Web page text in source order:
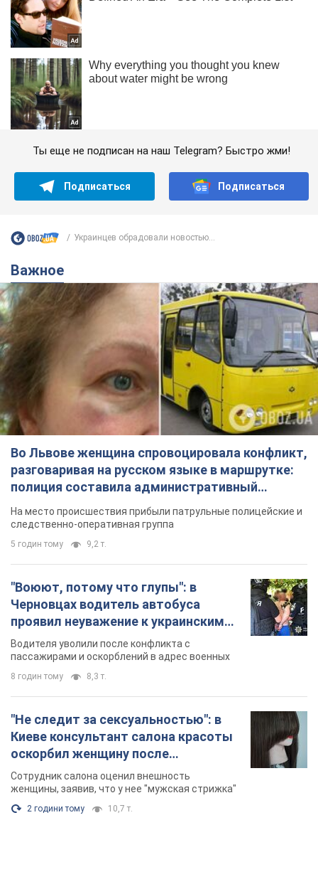
Ты еще не подписан на наш Telegram? Быстро жми!
Подписаться Подписаться
Украинцев обрадовали новостью...
Важное
Во Львове женщина спровоцировала конфликт,
разговаривая на русском языке в маршрутке:
полиция составила административный
протокол. Видео
На место происшествия прибыли патрульные полицейские и
следственно-оперативная группа
5 годин тому 9,2 т.
"Воюют, потому что глупы": в
Черновцах водитель автобуса
проявил неуважение к украинским
военным и поплатился за это.
Видео
Водителя уволили после конфликта с
пассажирами и оскорблений в адрес военных
8 годин тому 8,3 т.
"Не следит за сексуальностью": в
Киеве консультант салона красоты
оскорбил женщину после
химиотерапии, разгорелся скандал.
Фото
Сотрудник салона оценил внешность
женщины, заявив, что у нее "мужская стрижка"
2 години тому 10,7 т.